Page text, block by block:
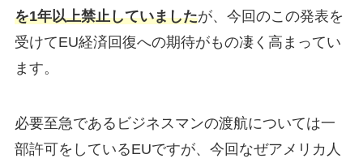
を1年以上禁止していましたが、今回のこの発表を
受けてEU経済回復への期待がもの凄く高まってい
ます。
必要至急であるビジネスマンの渡航については一
部許可をしているEUですが、今回なぜアメリカ人